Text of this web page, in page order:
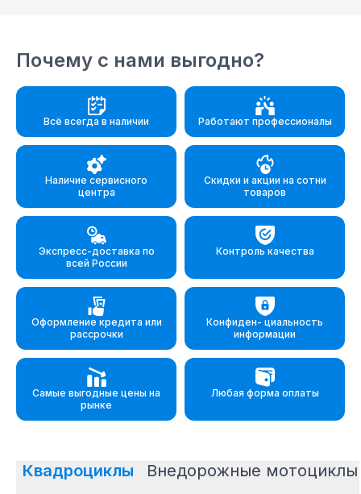
Почему с нами выгодно?
Всё всегда в наличии Работают профессионалы
Наличие сервисного
центра
Скидки и акции на сотни
товаров
Экспресс-доставка по
всей России
Контроль качества
Оформление кредита или
рассрочки
Конфиден- циальность
информации
Самые выгодные цены на
рынке
Любая форма оплаты
Квадроциклы Внедорожные мотоциклы